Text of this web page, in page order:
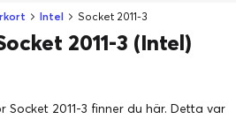
Intel Socket 2011-3
2011-3 (Intel)
Socket 2011-3 finner du här. Detta var